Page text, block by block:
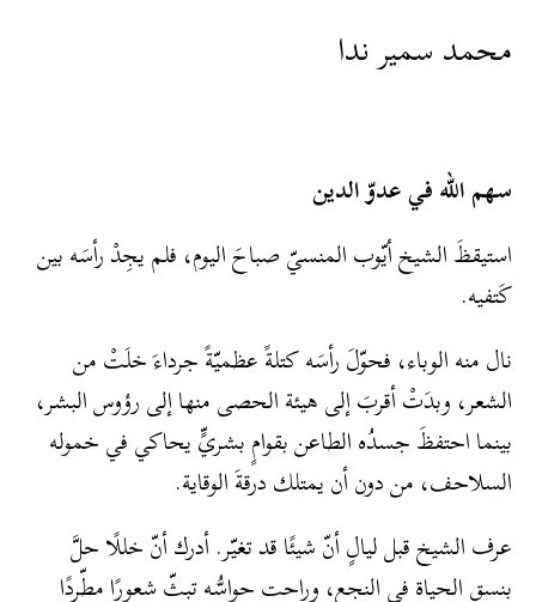
محمد سمير ندا
سهم الله في عدوّ الدين
استيقظَ الشيخ أيّوب المنسيّ صباحَ اليوم، فلم يجِدْ رأسَه بين
كَتفيه.
نال منه الوباء، فحوّلَ رأسَه كتلةً عظميّةً جرداءَ خلَتْ من
الشعر، وبدَتْ أقربَ إلى هيئة الحصى منها إلى رؤوس البشر،
بينما احتفظَ جسدُه الطاعن بقوامٍ بشريٍّ يحاكي في خموله
السلاحف، من دون أن يمتلك درقةَ الوقاية.
عرف الشيخ قبل ليالٍ أنّ شيئًا قد تغيّر. أدرك أنّ خللًا حلَّ
بنسق الحياة في النجع، وراحت حواسُّه تبثّ شعورًا مطّردًا